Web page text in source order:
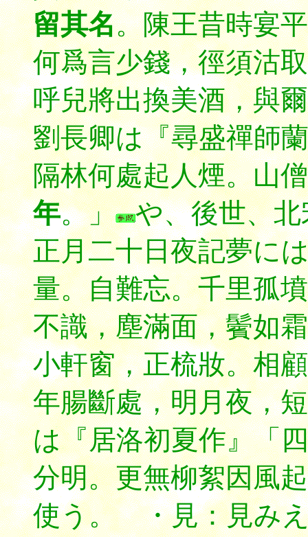
留其名。陳王昔時宴
何爲言少錢，徑須沽
呼兒將出換美酒，與
劉長卿は『尋盛禪師
隔林何處起人煙。山
年。」 や、後世、北
正月二十日夜記夢に
量。自難忘。千里孤
不識，塵滿面，鬢
小軒窗，正梳妝。相
年腸斷處，明月夜，
は『居洛初夏作』「
分明。更無柳絮因風
使う。 ・見：見み